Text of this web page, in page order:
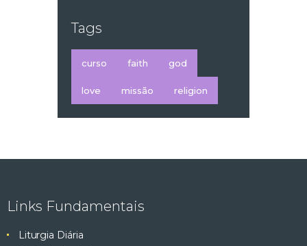
Tags
curso faith god
love missão religion
Links Fundamentais
Liturgia Diária